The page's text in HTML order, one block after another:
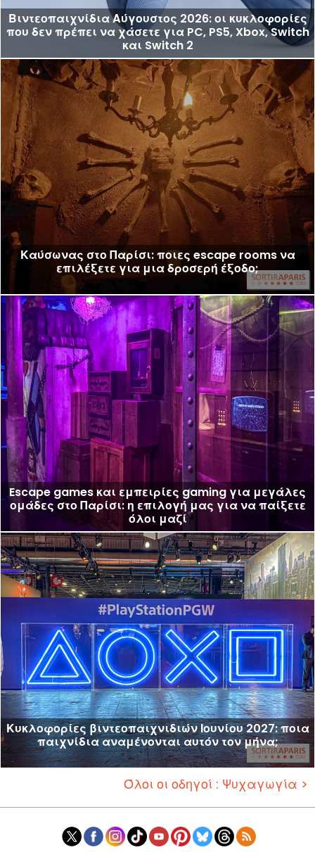
Βιντεοπαιχνίδια Αύγουστος 2026: οι κυκλοφορίες
που δεν πρέπει να χάσετε για PC, PS5, Xbox, Switch
και Switch 2
Καύσωνας στο Παρίσι: ποιες escape rooms να
επιλέξετε για μια δροσερή έξοδο;
Escape games και εμπειρίες gaming για μεγάλες
ομάδες στο Παρίσι: η επιλογή μας για να παίξετε
όλοι μαζί
Κυκλοφορίες βιντεοπαιχνιδιών Ιουνίου 2027: ποια
παιχνίδια αναμένονται αυτόν τον μήνα;
Όλοι οι οδηγοί : Ψυχαγωγία >